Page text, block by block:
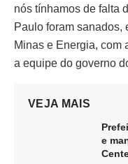
nós tínhamos de falta
Paulo foram sanados,
Minas e Energia, com
a equipe do governo
VEJA MAIS
e